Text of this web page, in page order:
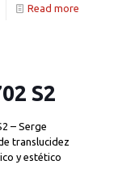
Read more
S2
– Serge
translucidez
y estético